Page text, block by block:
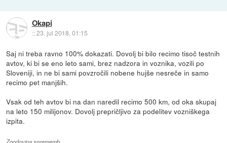
Okapi
::23. jul 2018, 01:15
Saj ni treba ravno 100% dokazati. Dovolj bi bilo recimo tisoč testnih
avtov, ki bi se eno leto sami, brez nadzora in voznika, vozili po
Sloveniji, in ne bi sami povzročili nobene hujše nesreče in samo
recimo pet manjših.
Vsak od teh avtov bi na dan naredil recimo 500 km, od oka skupaj
na leto 150 milijonov. Dovolj prepričljivo za podelitev vozniškega
izpita.